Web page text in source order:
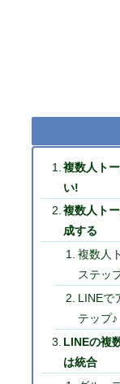
複数人ト
い!
複数人ト
成する
複数人
ステッ
LINEで
テップ♪
LINEの複
は統合